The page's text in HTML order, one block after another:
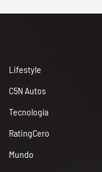
Lifestyle
C5N Autos
Tecnología
RatingCero
Mundo